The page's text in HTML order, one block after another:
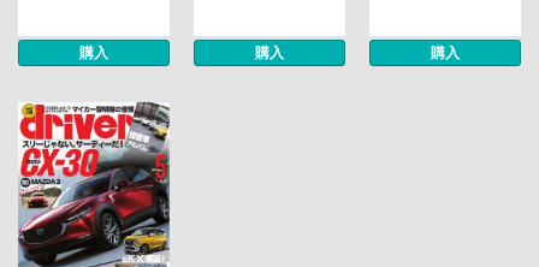
購入 購入 購入